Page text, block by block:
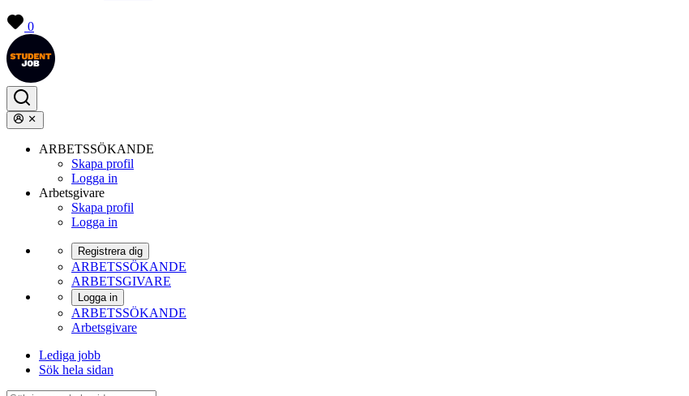
0
ARBETSSÖKANDE
Skapa profil
Logga in
Arbetsgivare
Skapa profil
Logga in
Registrera dig
ARBETSSÖKANDE
ARBETSGIVARE
Logga in
ARBETSSÖKANDE
Arbetsgivare
Lediga jobb
Sök hela sidan